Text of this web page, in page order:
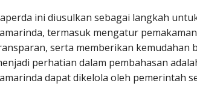
ini diusulkan sebagai langkah
termasuk mengatur
serta memberikan kemudahan
perhatian dalam pembahasan
dapat dikelola oleh pemerintah